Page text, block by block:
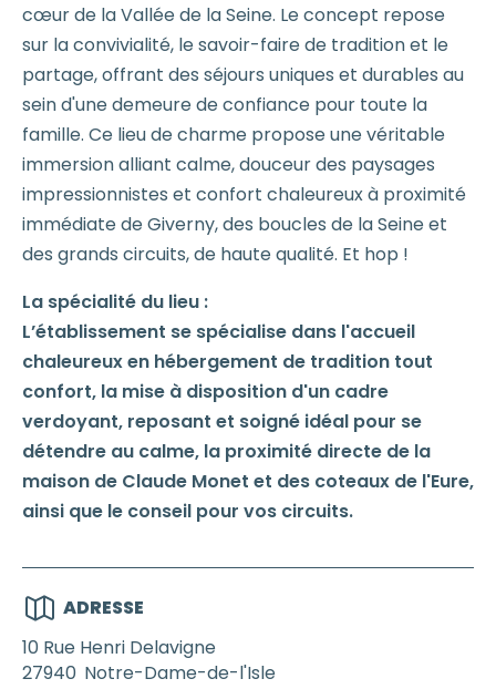
cœur de la Vallée de la Seine. Le concept repose
sur la convivialité, le savoir-faire de tradition et le
partage, offrant des séjours uniques et durables au
sein d'une demeure de confiance pour toute la
famille. Ce lieu de charme propose une véritable
immersion alliant calme, douceur des paysages
impressionnistes et confort chaleureux à proximité
immédiate de Giverny, des boucles de la Seine et
des grands circuits, de haute qualité. Et hop !
La spécialité du lieu :
L’établissement se spécialise dans l'accueil
chaleureux en hébergement de tradition tout
confort, la mise à disposition d'un cadre
verdoyant, reposant et soigné idéal pour se
détendre au calme, la proximité directe de la
maison de Claude Monet et des coteaux de l'Eure,
ainsi que le conseil pour vos circuits.
ADRESSE
10 Rue Henri Delavigne
27940 Notre-Dame-de-l'Isle